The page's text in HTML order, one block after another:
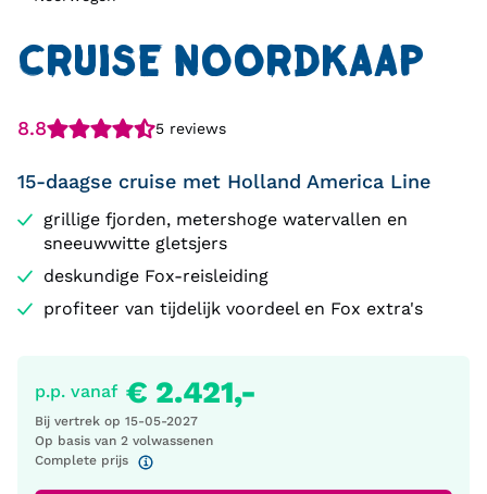
CRUISE NOORDKAAP
8.8 5 reviews
15-daagse cruise met Holland America Line
grillige fjorden, metershoge watervallen en
sneeuwwitte gletsjers
deskundige Fox-reisleiding
profiteer van tijdelijk voordeel en Fox extra's
p.p. vanaf € 2.421,-
Bij vertrek op 15-05-2027
Op basis van 2 volwassenen
Complete prijs